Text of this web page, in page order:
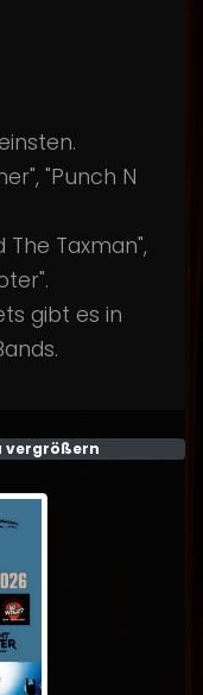
"Punch N
Taxman",
gibt es in
vergrößern